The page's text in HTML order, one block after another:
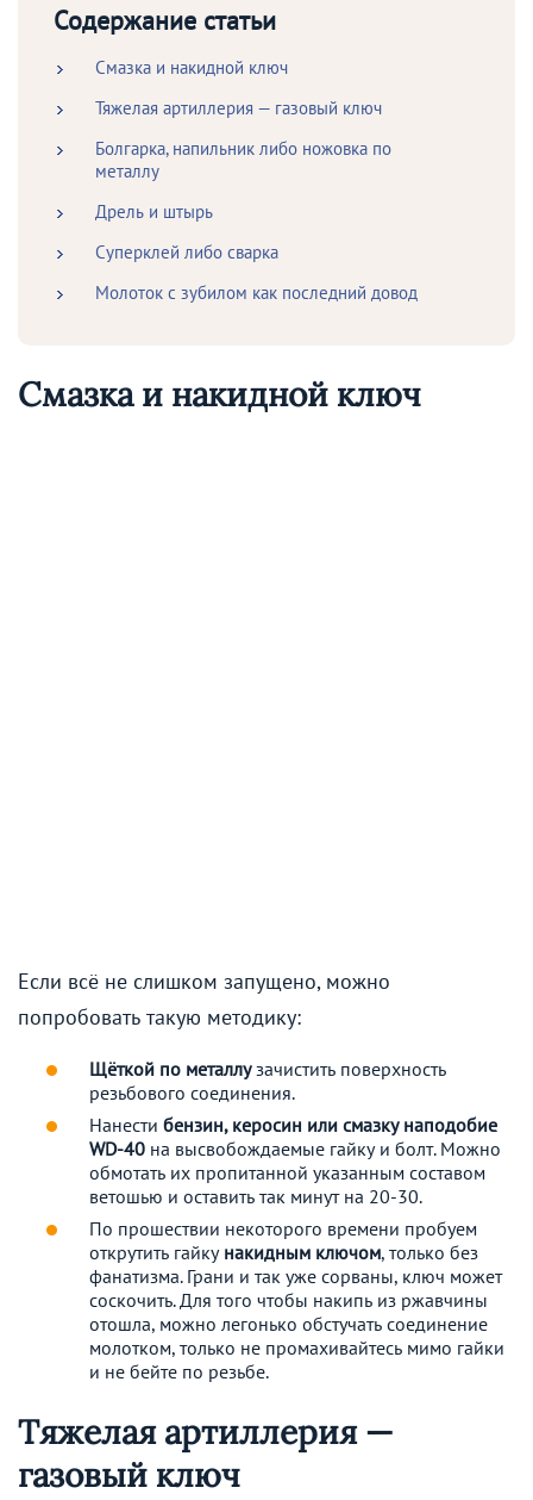
Содержание статьи
Смазка и накидной ключ
Тяжелая артиллерия — газовый ключ
Болгарка, напильник либо ножовка по
металлу
Дрель и штырь
Суперклей либо сварка
Молоток с зубилом как последний довод
Смазка и накидной ключ
Если всё не слишком запущено, можно
попробовать такую методику:
Щёткой по металлузачистить поверхность
резьбового соединения.
Нанести бензин, керосин или смазку наподобие
WD-40 на высвобождаемые гайку и болт. Можно
обмотать их пропитанной указанным составом
ветошью и оставить так минут на 20-30.
По прошествии некоторого времени пробуем
открутить гайкунакидным ключом, только без
фанатизма. Грани и так уже сорваны, ключ может
соскочить. Для того чтобы накипь из ржавчины
отошла, можно легонько обстучать соединение
молотком, только не промахивайтесь мимо гайки
и не бейте по резьбе.
Тяжелая артиллерия —
газовый ключ